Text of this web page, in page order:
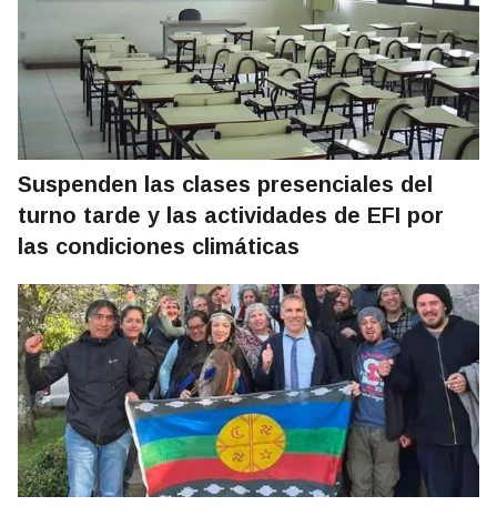
Suspenden las clases presenciales del
turno tarde y las actividades de EFI por
las condiciones climáticas